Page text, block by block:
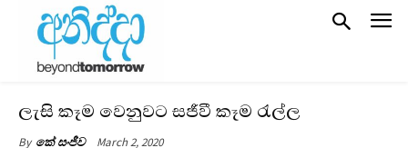
ලැසි කෑම වෙනුවට සජීවී කෑම රැල්ල
By කේ සංජීව March 2, 2020